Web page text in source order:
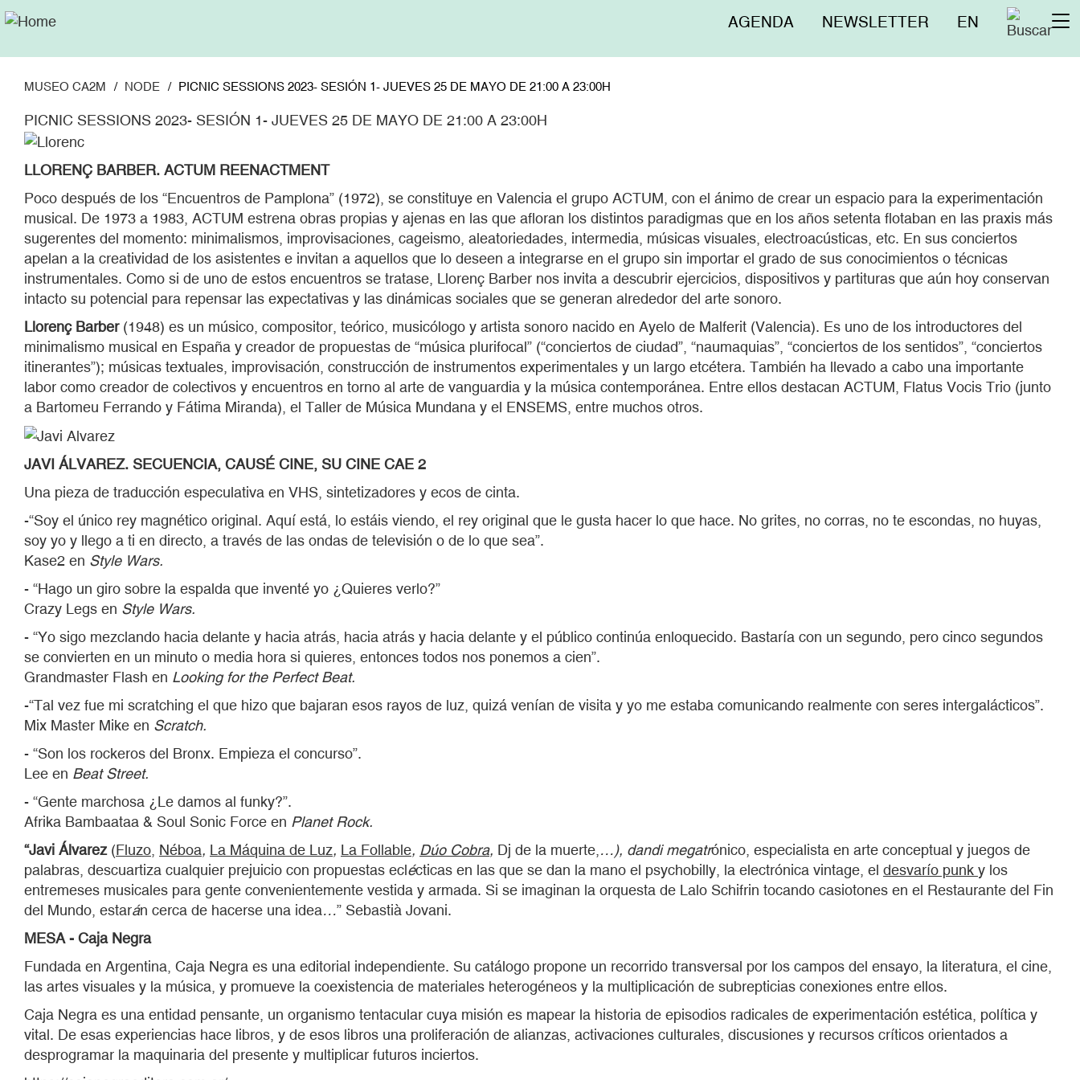
Pasar
Menú
AGENDA NEWSLETTER EN
MUSEO CA2M NODE PICNIC SESSIONS 2023- SESIÓN 1- JUEVES 25 DE MAYO DE 21:00 A 23:00H
PICNIC SESSIONS 2023- SESIÓN 1- JUEVES 25 DE MAYO DE 21:00 A 23:00H
LLORENÇ BARBER. ACTUM REENACTMENT
Poco después de los “Encuentros de Pamplona” (1972), se constituye en Valencia el grupo ACTUM, con el ánimo de crear un espacio para la experimentación
musical. De 1973 a 1983, ACTUM estrena obras propias y ajenas en las que afloran los distintos paradigmas que en los años setenta flotaban en las praxis más
sugerentes del momento: minimalismos, improvisaciones, cageismo, aleatoriedades, intermedia, músicas visuales, electroacústicas, etc. En sus conciertos
apelan a la creatividad de los asistentes e invitan a aquellos que lo deseen a integrarse en el grupo sin importar el grado de sus conocimientos o técnicas
instrumentales. Como si de uno de estos encuentros se tratase, Llorenç Barber nos invita a descubrir ejercicios, dispositivos y partituras que aún hoy conservan
intacto su potencial para repensar las expectativas y las dinámicas sociales que se generan alrededor del arte sonoro.
Llorenç Barber(1948) es un músico, compositor, teórico, musicólogo y artista sonoro nacido en Ayelo de Malferit (Valencia). Es uno de los introductores del
minimalismo musical en España y creador de propuestas de “música plurifocal” (“conciertos de ciudad”, “naumaquias”, “conciertos de los sentidos”, “conciertos
itinerantes”); músicas textuales, improvisación, construcción de instrumentos experimentales y un largo etcétera. También ha llevado a cabo una importante
labor como creador de colectivos y encuentros en torno al arte de vanguardia y la música contemporánea. Entre ellos destacan ACTUM, Flatus Vocis Trio (junto
a Bartomeu Ferrando y Fátima Miranda), el Taller de Música Mundana y el ENSEMS, entre muchos otros.
JAVI ÁLVAREZ. SECUENCIA, CAUSÉ CINE, SU CINE CAE 2
Una pieza de traducción especulativa en VHS, sintetizadores y ecos de cinta.
-“Soy el único rey magnético original. Aquí está, lo estáis viendo, el rey original que le gusta hacer lo que hace. No grites, no corras, no te escondas, no huyas,
soy yo y llego a ti en directo, a través de las ondas de televisión o de lo que sea”.
Kase2 en Style Wars.
- “Hago un giro sobre la espalda que inventé yo ¿Quieres verlo?”
Crazy Legs en Style Wars.
- “Yo sigo mezclando hacia delante y hacia atrás, hacia atrás y hacia delante y el público continúa enloquecido. Bastaría con un segundo, pero cinco segundos
se convierten en un minuto o media hora si quieres, entonces todos nos ponemos a cien”.
Grandmaster Flash en Looking for the Perfect Beat.
-“Tal vez fue mi scratching el que hizo que bajaran esos rayos de luz, quizá venían de visita y yo me estaba comunicando realmente con seres intergalácticos”.
Mix Master Mike en Scratch.
- “Son los rockeros del Bronx. Empieza el concurso”.
Lee en Beat Street.
- “Gente marchosa ¿Le damos al funky?”.
Afrika Bambaataa & Soul Sonic Force en Planet Rock.
“Javi Álvarez(Fluzo Néboa, La Máquina de Luz, La Follable, Dúo Cobra, Dj de la muerte, …), dandi megatrónico, especialista en arte conceptual y juegos de
palabras, descuartiza cualquier prejuicio con propuestas eclécticas en las que se dan la mano el psychobilly, la electrónica vintage, el desvarío punk y los
entremeses musicales para gente convenientemente vestida y armada. Si se imaginan la orquesta de Lalo Schifrin tocando casiotones en el Restaurante del Fin
del Mundo, estarán cerca de hacerse una idea…” Sebastià Jovani.
MESA - Caja Negra
Fundada en Argentina, Caja Negra es una editorial independiente. Su catálogo propone un recorrido transversal por los campos del ensayo, la literatura, el cine,
las artes visuales y la música, y promueve la coexistencia de materiales heterogéneos y la multiplicación de subrepticias conexiones entre ellos.
Caja Negra es una entidad pensante, un organismo tentacular cuya misión es mapear la historia de episodios radicales de experimentación estética, política y
vital. De esas experiencias hace libros, y de esos libros una proliferación de alianzas, activaciones culturales, discusiones y recursos críticos orientados a
desprogramar la maquinaria del presente y multiplicar futuros inciertos.